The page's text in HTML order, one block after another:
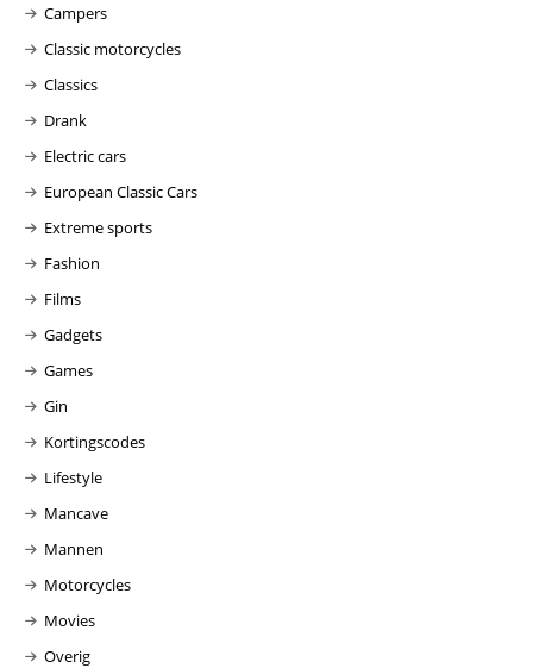
Campers
Classic motorcycles
Classics
Drank
Electric cars
European Classic Cars
Extreme sports
Fashion
Films
Gadgets
Games
Gin
Kortingscodes
Lifestyle
Mancave
Mannen
Motorcycles
Movies
Overig